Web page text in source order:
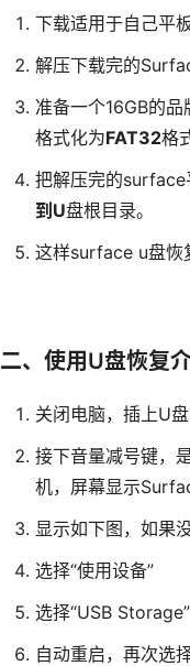
下载适用于自己平
解压下载完的
准备一个16GB的品
格式化为FAT32格
把解压完的surface
到U盘根目录。
这样surface u盘恢
二、使用U盘恢复
关闭电脑，插上U盘
接下音量减号键，
机，屏幕显示
显示如下图，如果
选择“使用设备”
选择“USB Storage”
自动重启，再次选